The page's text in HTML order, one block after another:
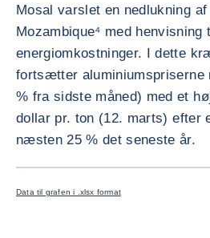
Mosal varslet en nedlukning
Mozambique⁴ med
energiomkostninger. I dette
fortsætter aluminiumspriserne
% fra sidste måned) med et
dollar pr. ton (12. marts) efter
næsten 25 % det seneste år.
Data til grafen i .xlsx format